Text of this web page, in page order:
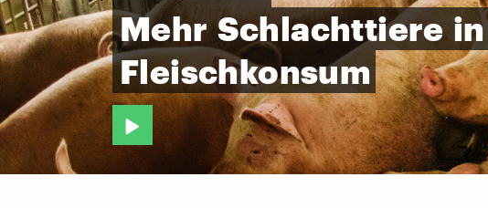
Mehr Schlachttiere in
Fleischkonsum